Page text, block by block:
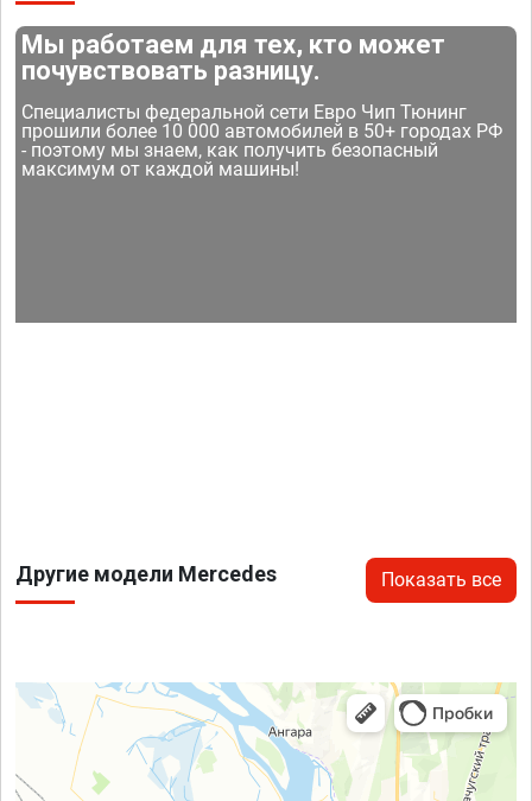
Мы работаем для тех, кто может
почувствовать разницу.
Специалисты федеральной сети Евро Чип Тюнинг
прошили более 10 000 автомобилей в 50+ городах РФ
- поэтому мы знаем, как получить безопасный
максимум от каждой машины!
Другие модели Mercedes Показать все